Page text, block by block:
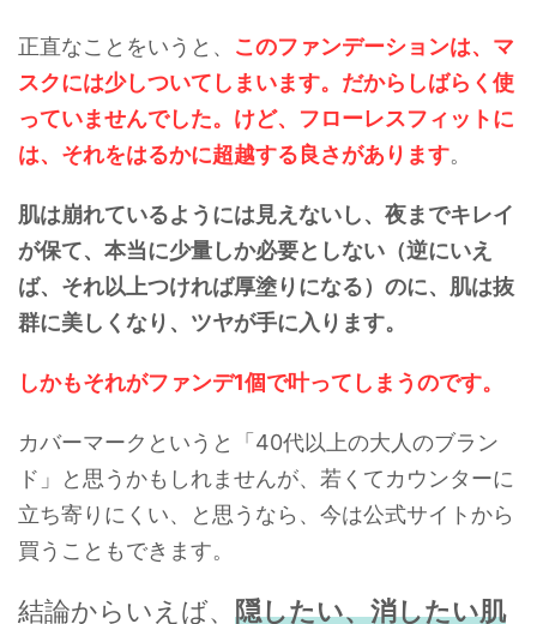
正直なことをいうと、 このファンデーションは、マ
スクには少しついてしまいます。だからしばらく使
っていませんでした。けど、フローレスフィットに
は、それをはるかに超越する良さがあります。
肌は崩れているようには見えないし、夜までキレイ
が保て、本当に少量しか必要としない（逆にいえ
ば、それ以上つければ厚塗りになる）のに、肌は抜
群に美しくなり、ツヤが手に入ります。
しかもそれがファンデ1個で叶ってしまうのです。
カバーマークというと「40代以上の大人のブラン
ド」と思うかもしれませんが、若くてカウンターに
立ち寄りにくい、と思うなら、今は公式サイトから
買うこともできます。
結論からいえば、 隠したい、消したい肌